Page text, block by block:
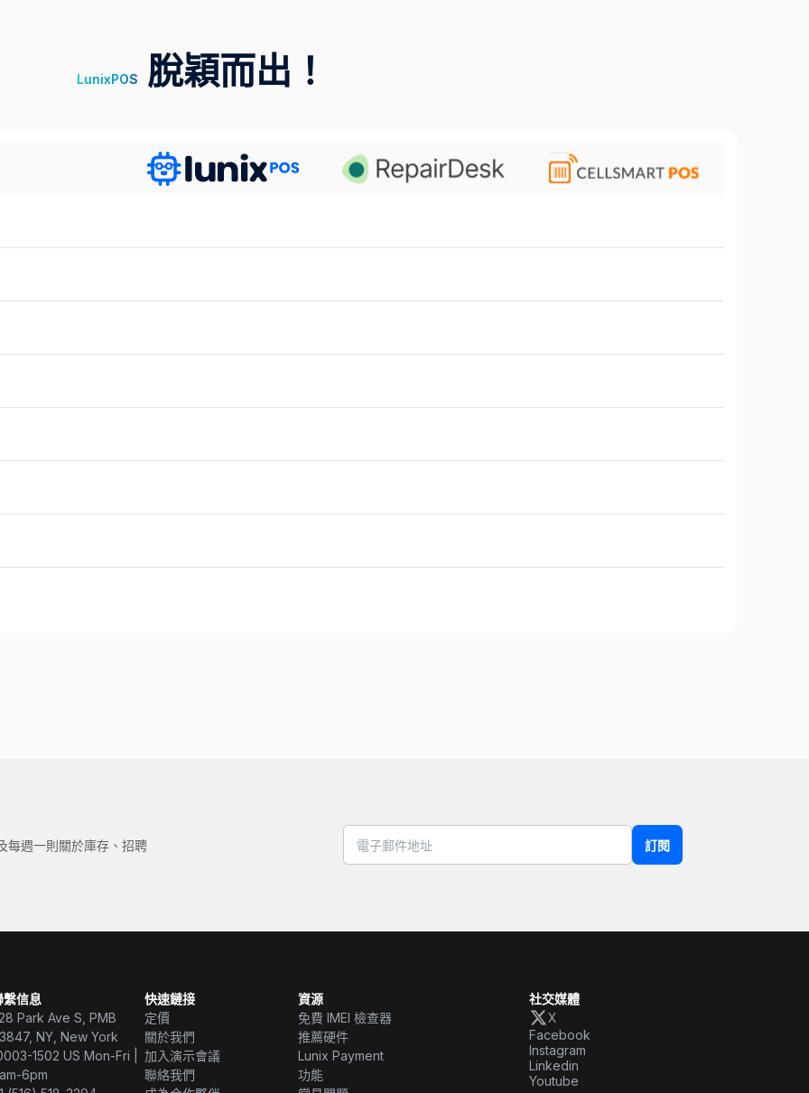
LunixPOS 脫穎而出！
每週一則關於庫存、招聘 訂閱
繫信息
Park Ave S, PMB
NY, New York
1502 US Mon-Fri |
6pm
快速鏈接
定價
關於我們
加入演示會議
聯絡我們
資源
免費 IMEI 檢查器
推薦硬件
Lunix Payment
功能
社交媒體
X
Facebook
Instagram
Linkedin
Youtube